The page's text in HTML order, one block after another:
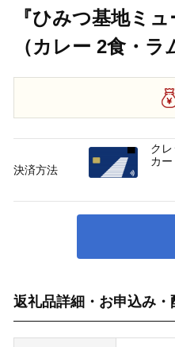
『ひみつ基地ミ
（カレー 2食・ラ
返礼品詳細・お申込み・
決済方法
ク
カ